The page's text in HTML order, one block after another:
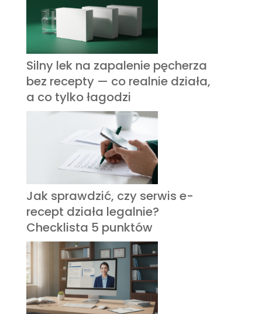
Silny lek na zapalenie pęcherza
bez recepty — co realnie działa,
a co tylko łagodzi
Jak sprawdzić, czy serwis e-
recept działa legalnie?
Checklista 5 punktów